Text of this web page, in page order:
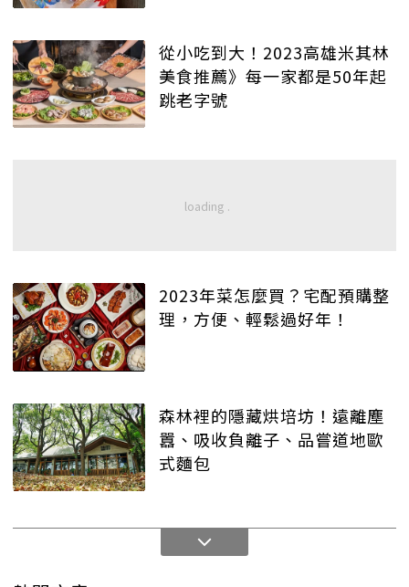
從小吃到大！2023高雄米其林
美食推薦》每一家都是50年起
跳老字號
2023年菜怎麼買？宅配預購整
理，方便、輕鬆過好年！
森林裡的隱藏烘培坊！遠離塵
囂、吸收負離子、品嘗道地歐
式麵包